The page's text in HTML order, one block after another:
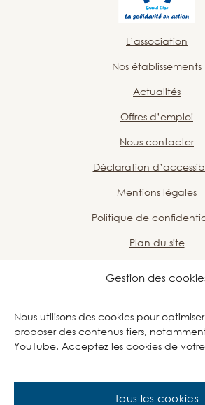
Gestion des
Nous utilisons des cookies pour
proposer des contenus tiers,
YouTube. Acceptez les cookies de
Tous les cookies
L’association
Nos établissements
Actualités
Offres d’emploi
Nous contacter
Déclaration
Mentions légales
Politique de
Plan du site
Nous soutenir
Page Facebook
Page
2026 – Les PEP Grand